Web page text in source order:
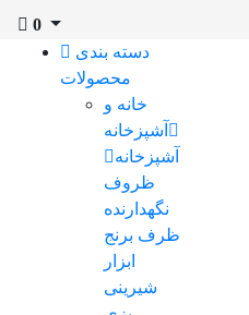
0
محصولات
خانه و
آشپزخانه
آشپزخانه
ظروف
نگهدارنده
ظرف برنج
ابزار
شیرینی